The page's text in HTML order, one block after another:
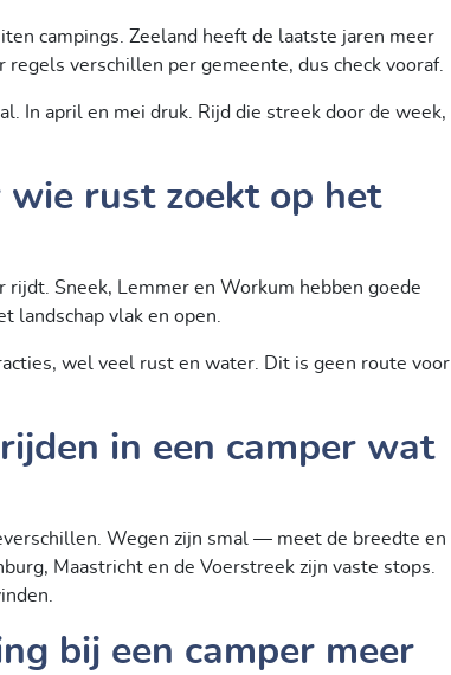
campings. Zeeland heeft de laatste jaren meer
verschillen per gemeente, dus check vooraf.
In april en mei druk. Rijd die streek door de week,
wie rust zoekt op het
Sneek, Lemmer en Workum hebben goede
landschap vlak en open.
wel veel rust en water. Dit is geen route voor
in een camper wat
Wegen zijn smal — meet de breedte en
Maastricht en de Voerstreek zijn vaste stops.
bij een camper meer